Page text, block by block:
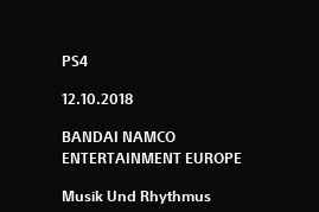
o
PS4
12.10.2018
BANDAI NAMCO
ENTERTAINMENT EUROPE
Musik Und Rhythmus